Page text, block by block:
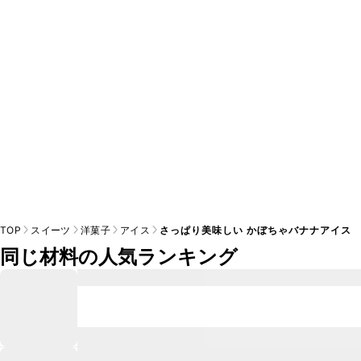
TOP スイーツ 洋菓子 アイス さっぱり美味しい かぼちゃバナナアイス
同じ材料の人気ランキング